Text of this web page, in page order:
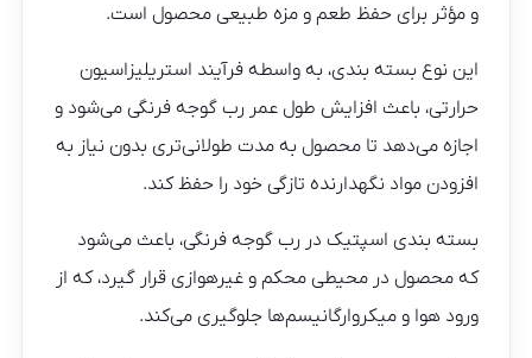
و مؤثر برای حفظ طعم و مزه طبیعی محصول است.
این نوع بسته بندی، به واسطه فرآیند استریلیزاسیون
حرارتی، باعث افزایش طول عمر رب گوجه فرنگی می‌شود و
اجازه می‌دهد تا محصول به مدت طولانی‌تری بدون نیاز به
افزودن مواد نگهدارنده تازگی خود را حفظ کند.
بسته بندی اسپتیک در رب گوجه فرنگی، باعث می‌شود
که محصول در محیطی محکم و غیرهوازی قرار گیرد، که از
ورود هوا و میکروارگانیسم‌ها جلوگیری می‌کند.